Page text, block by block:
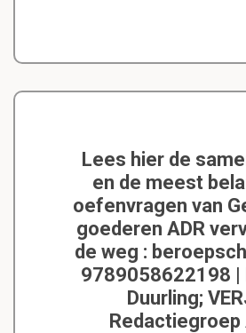
Lees hier de
en de meest
oefenvragen van
goederen ADR
de weg :
9789058622198 |
Duurling;
Redactiegroep